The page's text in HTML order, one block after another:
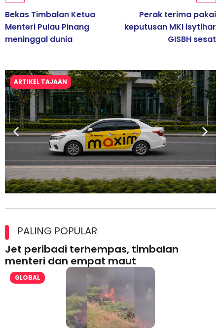
Bekas Timbalan Ketua
Menteri Pulau Pinang
meninggal dunia
Perak terima pakai
keputusan MKI isytihar
GISBH sesat
ARTIKEL TAJAAN
lesen separuh pertama 2026
PALING POPULAR
Jet peribadi terhempas, timbalan
menteri dan empat maut
GLOBAL